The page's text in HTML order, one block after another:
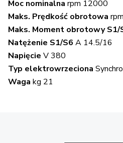
Moc nominalna rpm 12000
Maks. Prędkość obrotowa
Maks. Moment obrotowy S1/
Natężenie S1/S6 A 14.5/16
Napięcie V 380
Typ elektrowrzeciona
Waga kg 21